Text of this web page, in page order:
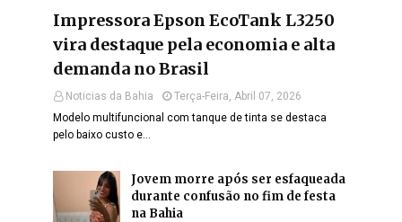
Impressora Epson EcoTank L3250
vira destaque pela economia e alta
demanda no Brasil
Noticias da Bahia
Terça-Feira, Abril 07, 2026
Modelo multifuncional com tanque de tinta se destaca
pelo baixo custo e…
Jovem morre após ser esfaqueada
durante confusão no fim de festa
na Bahia